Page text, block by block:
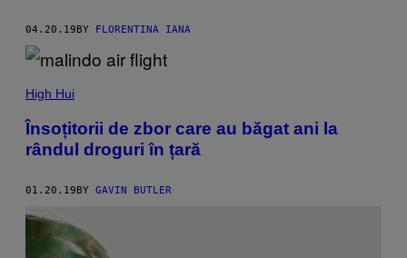
04.20.19 BY FLORENTINA IANA
High Hui
Însoțitorii de zbor care au băgat ani la
rândul droguri în țară
01.20.19BY GAVIN BUTLER